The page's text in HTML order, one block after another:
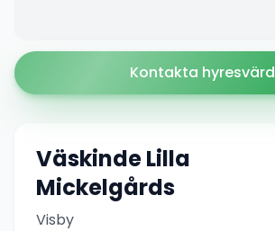
Kontakta hyresvärd
Väskinde Lilla
Mickelgårds
Visby